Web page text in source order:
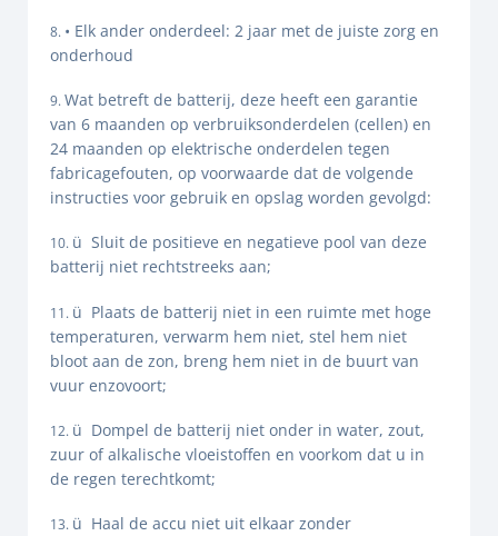
• Elk ander onderdeel: 2 jaar met de juiste zorg en
onderhoud
Wat betreft de batterij, deze heeft een garantie
van 6 maanden op verbruiksonderdelen (cellen) en
24 maanden op elektrische onderdelen tegen
fabricagefouten, op voorwaarde dat de volgende
instructies voor gebruik en opslag worden gevolgd:
ü Sluit de positieve en negatieve pool van deze
batterij niet rechtstreeks aan;
ü Plaats de batterij niet in een ruimte met hoge
temperaturen, verwarm hem niet, stel hem niet
bloot aan de zon, breng hem niet in de buurt van
vuur enzovoort;
ü Dompel de batterij niet onder in water, zout,
zuur of alkalische vloeistoffen en voorkom dat u in
de regen terechtkomt;
ü Haal de accu niet uit elkaar zonder